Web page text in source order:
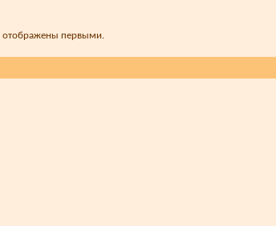
отображены первыми.